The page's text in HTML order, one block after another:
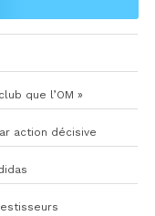
que l’OM »
action décisive